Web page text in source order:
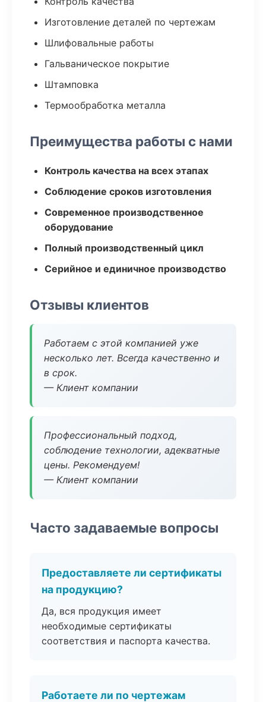
Изготовление деталей по чертежам
Шлифовальные работы
Гальваническое покрытие
Штамповка
Термообработка металла
Преимущества работы с нами
Контроль качества на всех этапах
Соблюдение сроков изготовления
Современное производственное
оборудование
Полный производственный цикл
Серийное и единичное производство
Отзывы клиентов
Работаем с этой компанией уже
несколько лет. Всегда качественно и
в срок.
— Клиент компании
Профессиональный подход,
соблюдение технологии, адекватные
цены. Рекомендуем!
— Клиент компании
Часто задаваемые вопросы
Предоставляете ли сертификаты
на продукцию?
Да, вся продукция имеет
необходимые сертификаты
соответствия и паспорта качества.
Работаете ли по чертежам